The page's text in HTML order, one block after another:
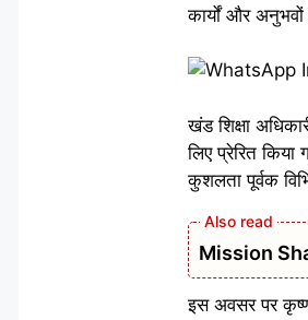
कार्यों और
खंड शिक्षा
लिए प्रेरित किया
कुशलता पूर्वक
Mission
इस अवसर पर कृष्ण